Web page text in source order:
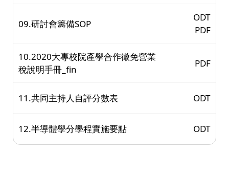
09.研討會籌備SOP
ODT
PDF
10.2020大專校院產學合作徵免營業
稅說明手冊_fin
PDF
11.共同主持人自評分數表 ODT
12.半導體學分學程實施要點 ODT